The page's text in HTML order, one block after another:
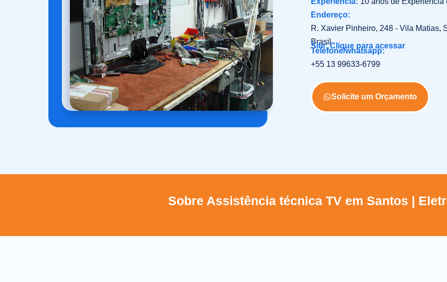
Endereço:
R. Xavier Pinheiro, 248 - Vila Matias,
Brasil
Site: Clique para acessar
Telefone/whatsapp:
+55 13 99633-6799
Solicite um Orçamento
Sobre Assistência técnica TV em Santos |